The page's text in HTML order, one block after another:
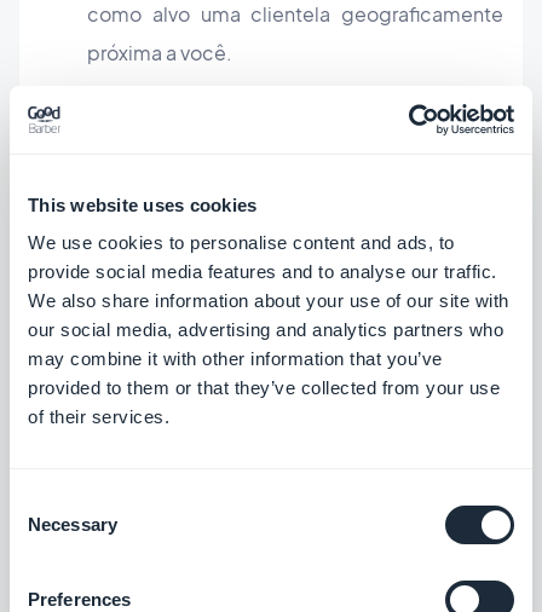
This website uses cookies
We use cookies to personalise content and ads, to
provide social media features and to analyse our traffic.
We also share information about your use of our site with
our social media, advertising and analytics partners who
may combine it with other information that you’ve
provided to them or that they’ve collected from your use
of their services.
Selection
Necessary
Preferences
como alvo uma clientela geograficamente
próxima a você.
máximo essa oportunidade para criar um
aplicativo ecompartilhá-lo com seus
clientes. Você pode simplesmente inserir
suas postagens de blog neste aplicativo. Mas
a vantagem aqui é enviar empurrões para o
seus clientes acesso a seções restritas para